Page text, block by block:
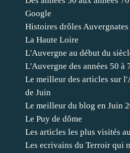
Google
Histoires drôles Auvergnates
La Haute Loire
L'Auvergne au début du
L'Auvergne des années 50 à
Le meilleur des articles sur
de Juin
Le meilleur du blog en Juin
Le Puy de dôme
Les articles les plus visités
Les ecrivains du Terroir qui